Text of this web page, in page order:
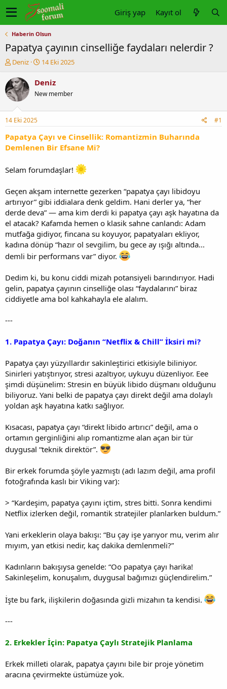
Giriş yap Kayıt ol
Haberin Olsun
Papatya çayının cinselliğe faydaları nelerdir ?
K
n
u
y
b
a
ş
a
a
Deniz
B
ş
a
ç
t
a
i
i
14 Eki 2025
Deniz
New member
14 Eki 2025 #1
Papatya Çayı ve Cinsellik: Romantizmin Buharında
Demlenen Bir Efsane Mi?
Selam forumdaşlar!
Geçen akşam internette gezerken “papatya çayı libidoyu
artırıyor” gibi iddialara denk geldim. Hani derler ya, “her
derde deva” — ama kim derdi ki papatya çayı aşk hayatına da
el atacak? Kafamda hemen o klasik sahne canlandı: Adam
mutfağa gidiyor, fincana su koyuyor, papatyaları ekliyor,
kadına dönüp “hazır ol sevgilim, bu gece ay ışığı altında...
demli bir performans var” diyor.
Dedim ki, bu konu ciddi mizah potansiyeli barındırıyor. Hadi
gelin, papatya çayının cinselliğe olası “faydalarını” biraz
ciddiyetle ama bol kahkahayla ele alalım.
---
1. Papatya Çayı: Doğanın “Netflix & Chill” İksiri mi?
Papatya çayı yüzyıllardır sakinleştirici etkisiyle biliniyor.
Sinirleri yatıştırıyor, stresi azaltıyor, uykuyu düzenliyor. Eee
şimdi düşünelim: Stresin en büyük libido düşmanı olduğunu
biliyoruz. Yani belki de papatya çayı direkt değil ama dolaylı
yoldan aşk hayatına katkı sağlıyor.
Kısacası, papatya çayı “direkt libido artırıcı” değil, ama o
ortamın gerginliğini alıp romantizme alan açan bir tür
duygusal “teknik direktör”.
Bir erkek forumda şöyle yazmıştı (adı lazım değil, ama profil
fotoğrafında kaslı bir Viking var):
> “Kardeşim, papatya çayını içtim, stres bitti. Sonra kendimi
Netflix izlerken değil, romantik stratejiler planlarken buldum.”
Yani erkeklerin olaya bakışı: “Bu çay işe yarıyor mu, verim alır
mıyım, yan etkisi nedir, kaç dakika demlenmeli?”
Kadınların bakışıysa genelde: “Oo papatya çayı harika!
Sakinleşelim, konuşalım, duygusal bağımızı güçlendirelim.”
İşte bu fark, ilişkilerin doğasında gizli mizahın ta kendisi.
---
2. Erkekler İçin: Papatya Çaylı Stratejik Planlama
Erkek milleti olarak, papatya çayını bile bir proje yönetim
aracına çevirmekte üstümüze yok.